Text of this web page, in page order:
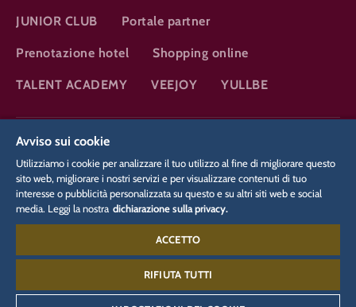
JUNIOR CLUB Portale partner
Prenotazione hotel Shopping online
TALENT ACADEMY VEEJOY YULLBE
Tutela dei dati
Informazioni legali
Hotel:
+49 (0)7822 860 5679
Silver Lake City:
+49 (0)7822 860 5566
Avviso sui cookie
Utilizziamo i cookie per analizzare il tuo utilizzo al fine di migliorare questo
sito web, migliorare i nostri servizi e per visualizzare contenuti di tuo
interesse o pubblicità personalizzata su questo e su altri siti web e social
media. Leggi la nostra dichiarazione sulla privacy.
ACCETTO
RIFIUTA TUTTI